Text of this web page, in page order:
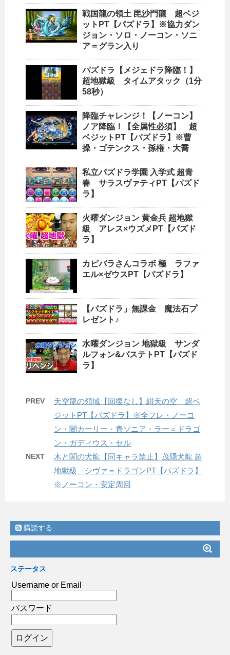
戦国龍の領土 毘沙門龍 超ベジ
ットPT【パズドラ】※協力ダン
ジョン・ソロ・ノーコン・ソニ
ア＝グラン入り
パズドラ【メジェドラ降臨！】
超地獄級 タイムアタック（1分
58秒）
降臨チャレンジ！【ノーコン】
ノア降臨！【全属性必須】 超
ベジットPT【パズドラ】※曹
操・ゴテンクス・孫権・大喬
私立パズドラ学園 入学式 超青
春 サラスヴァティPT【パズド
ラ】
火曜ダンジョン 黄金兵 超地獄
級 アレス×ウズメPT【パズド
ラ】
カピバラさんコラボ 極 ラファ
エル×ゼウスPT【パズドラ】
【パズドラ」無課金 魔法石プ
レゼント♪
水曜ダンジョン 地獄級 サンダ
ルフォン&バステトPT【パズド
ラ】
PREV
天空龍の領域【回復なし】緋天の空 超ベ
ジットPT【パズドラ】※全フレ・ノーコ
ン・闇カーリー・青ソニア・ラー＝ドラゴ
ン・ガディウス・セル
NEXT
木と闇の犬龍【同キャラ禁止】茂隠犬龍 超
地獄級 シヴァ＝ドラゴンPT【パズドラ】
※ノーコン・安定周回
購読する
ステータス
Username or Email
パスワード